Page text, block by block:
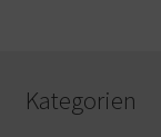
Kategorien